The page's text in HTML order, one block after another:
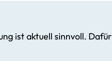
ist aktuell sinnvoll. Dafür